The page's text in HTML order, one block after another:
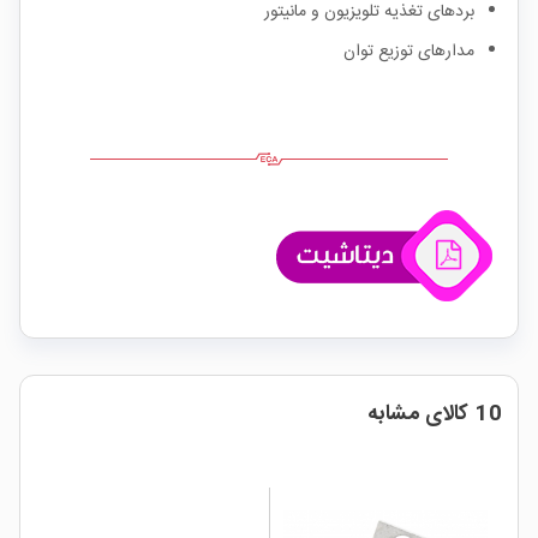
بردهای تغذیه تلویزیون و مانیتور
مدارهای توزیع توان
10 کالای مشابه